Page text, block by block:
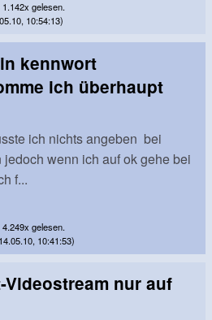
gelesen.
10:54:13)
kennwort
ich überhaupt
ich nichts angeben bei
wenn ich auf ok gehe bei
f...
gelesen.
10:41:53)
nur auf